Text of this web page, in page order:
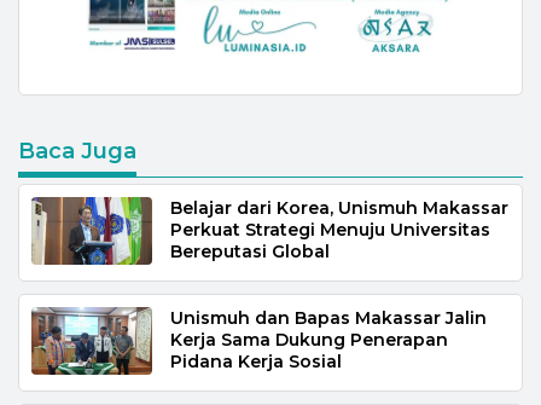
Baca Juga
Belajar dari Korea, Unismuh Makassar
Perkuat Strategi Menuju Universitas
Bereputasi Global
Unismuh dan Bapas Makassar Jalin
Kerja Sama Dukung Penerapan
Pidana Kerja Sosial